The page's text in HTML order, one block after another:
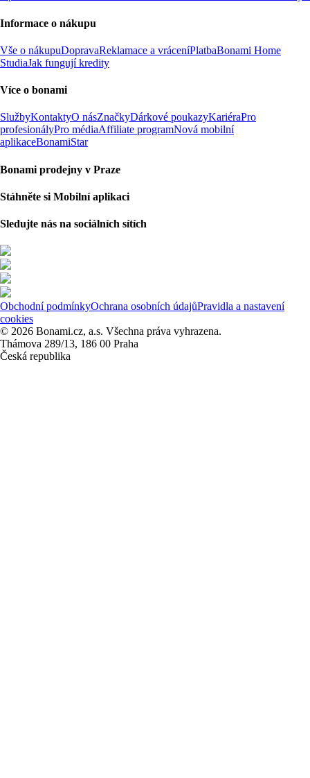
Informace o nákupu
Vše o nákupuDopravaReklamace a vráceníPlatbaBonami Home
StudiaJak fungují kredity
Více o bonami
SlužbyKontaktyO násZnačkyDárkové poukazyKariéraPro
profesionályPro médiaAffiliate programNová mobilní
aplikaceBonamiStar
Bonami prodejny v Praze
Stáhněte si Mobilní aplikaci
Sledujte nás na sociálních sítích
Obchodní podmínkyOchrana osobních údajůPravidla a nastavení
cookies
© 2026 Bonami.cz, a.s. Všechna práva vyhrazena.
Thámova 289/13, 186 00 Praha
Česká republika